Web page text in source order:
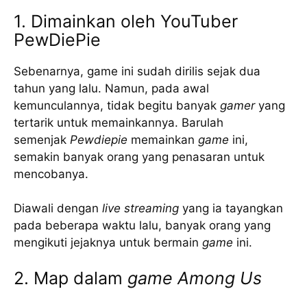
1. Dimainkan oleh YouTuber
PewDiePie
Sebenarnya, game ini sudah dirilis sejak dua
tahun yang lalu. Namun, pada awal
kemunculannya, tidak begitu banyak gameryang
tertarik untuk memainkannya. Barulah
semenjak Pewdiepie memainkan game ini,
semakin banyak orang yang penasaran untuk
mencobanya.
Diawali dengan live streaming yang ia tayangkan
pada beberapa waktu lalu, banyak orang yang
mengikuti jejaknya untuk bermain game ini.
2. Map dalam game Among Us